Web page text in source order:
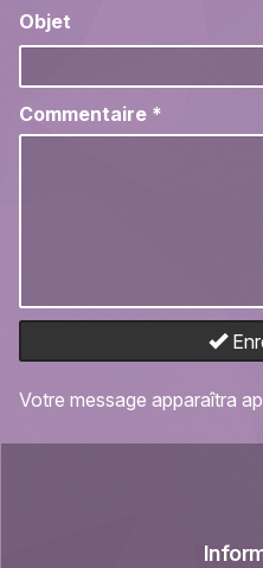
Objet
Commentaire *
Votre message apparaîtra